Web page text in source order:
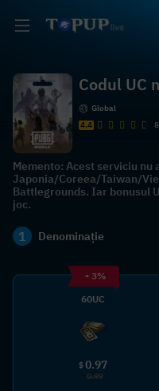
Codul UC
Global
4.4
Memento: Acest serviciu nu
Japonia/Coreea/Taiwan/
Battlegrounds. Iar bonusul
joc.
1 Denominație
- 3%
60UC
$0.97
0.99